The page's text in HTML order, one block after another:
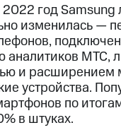
год Samsung
изменилась —
МТС,
и расширением
устройства.
по
в штуках.